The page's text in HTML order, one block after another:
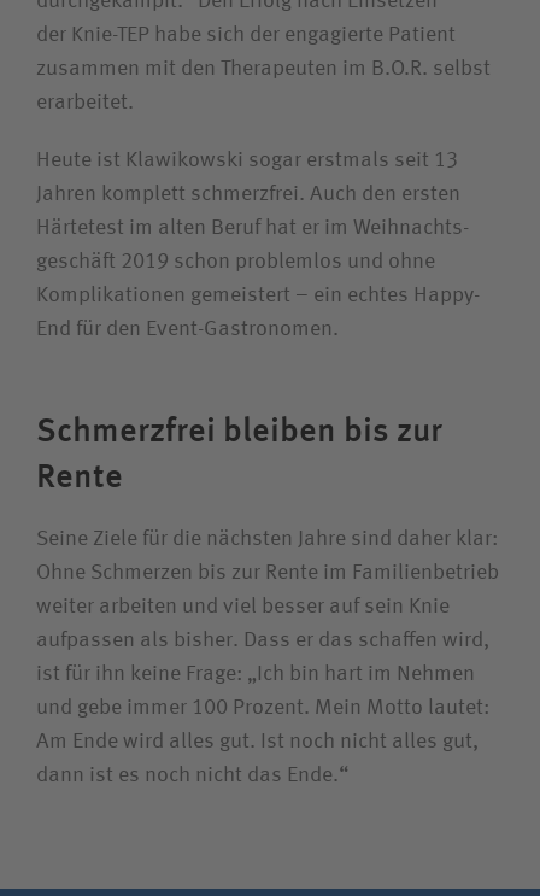
der Knie-TEP habe sich der engagierte Patient
zusammen mit den Therapeuten im B.O.R. selbst
erarbeitet.
Heute ist Klawikowski sogar erstmals seit 13
Jahren komplett schmerzfrei. Auch den ersten
Härtetest im alten Beruf hat er im Weihnachts­
geschäft 2019 schon problemlos und ohne
Komplikationen gemeistert – ein echtes Happy-
End für den Event-Gastronomen.
Schmerzfrei bleiben bis zur
Rente
Seine Ziele für die nächsten Jahre sind daher klar:
Ohne Schmerzen bis zur Rente im Familien­betrieb
weiter arbeiten und viel besser auf sein Knie
aufpassen als bisher. Dass er das schaffen wird,
ist für ihn keine Frage: „Ich bin hart im Nehmen
und gebe immer 100 Prozent. Mein Motto lautet:
Am Ende wird alles gut. Ist noch nicht alles gut,
dann ist es noch nicht das Ende.“